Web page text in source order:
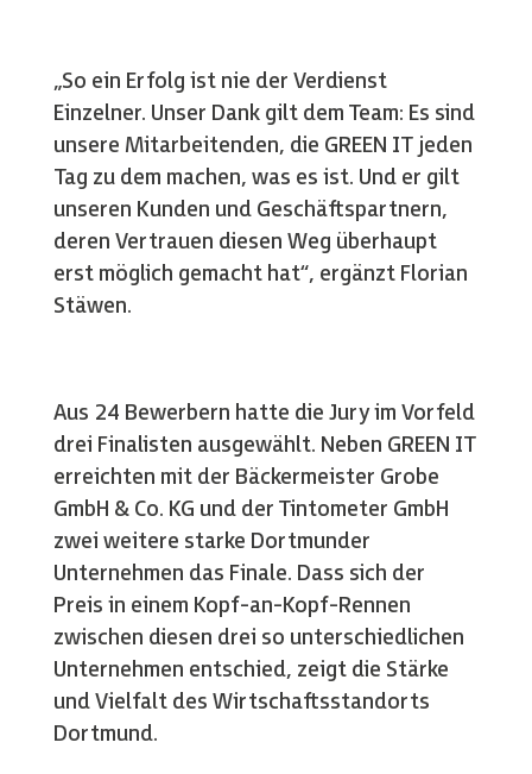
„So ein Erfolg ist nie der Verdienst
Einzelner. Unser Dank gilt dem Team: Es sind
unsere Mitarbeitenden, die GREEN IT jeden
Tag zu dem machen, was es ist. Und er gilt
unseren Kunden und Geschäftspartnern,
deren Vertrauen diesen Weg überhaupt
erst möglich gemacht hat“, ergänzt Florian
Stäwen.
Aus 24 Bewerbern hatte die Jury im Vorfeld
drei Finalisten ausgewählt. Neben GREEN IT
erreichten mit der Bäckermeister Grobe
GmbH & Co. KG und der Tintometer GmbH
zwei weitere starke Dortmunder
Unternehmen das Finale. Dass sich der
Preis in einem Kopf-an-Kopf-Rennen
zwischen diesen drei so unterschiedlichen
Unternehmen entschied, zeigt die Stärke
und Vielfalt des Wirtschaftsstandorts
Dortmund.